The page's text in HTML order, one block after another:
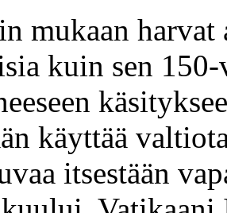
mukaan
kuin sen
käyttää
itsestään